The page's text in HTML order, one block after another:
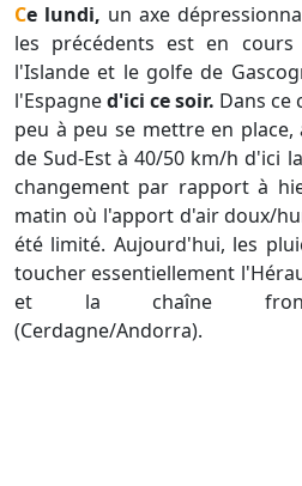
Ce lundi, un axe
les précédents est en
l'Islande et le golfe de
l'Espagned'ici ce soir. Dans ce
peu à peu se mettre en
de Sud-Est à 40/50 km/h d'ici
changement par rapport à
matin où l'apport d'air doux/
été limité. Aujourd'hui, les
toucher essentiellement
et la chaîne
(Cerdagne/Andorra).